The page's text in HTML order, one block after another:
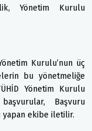
Yönetim Kurulu
Kurulu’nun üç
bu yönetmeliğe
Yönetim Kurulu
Başvuru
yapan ekibe iletilir.